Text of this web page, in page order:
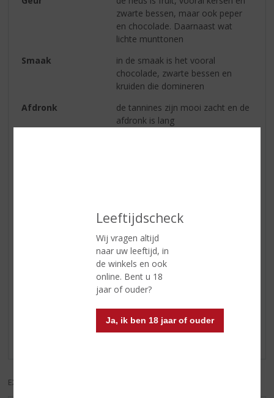
Leeftijdscheck
Wij vragen altijd
naar uw leeftijd, in
de winkels en ook
online. Bent u 18
jaar of ouder?
Ja, ik ben 18 jaar of ouder
zwarte bessen, maar ook peper
en chocolade. Daarnaast wat
lichte munttonen
Smaak
in de smaak is het vooral
chocolade, zwarte bessen en
kruiden die domineren
Afdronk
de tannines zijn mooi zacht en de
afdronk is lang
Schrijf een review
Prijs kwaliteit verhouding goed, je proeft lichtelijk hout,
chocola, en kruiden, lichte afdronk,
EXCL. BTW